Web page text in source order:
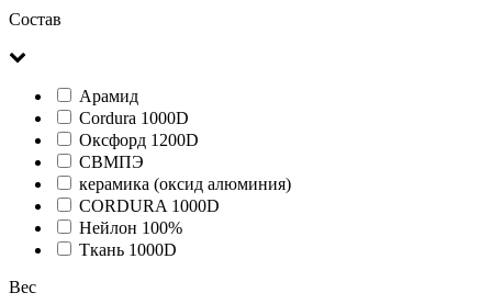
Состав
Арамид
Cordura 1000D
Оксфорд 1200D
СВМПЭ
керамика (оксид алюминия)
CORDURA 1000D
Нейлон 100%
Ткань 1000D
Вес